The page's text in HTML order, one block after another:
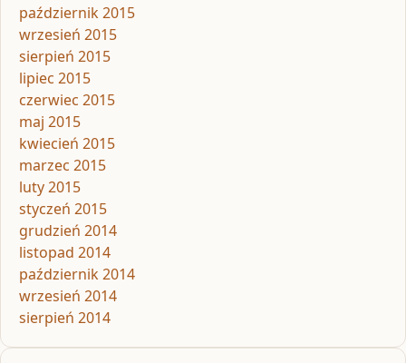
październik 2015
wrzesień 2015
sierpień 2015
lipiec 2015
czerwiec 2015
maj 2015
kwiecień 2015
marzec 2015
luty 2015
styczeń 2015
grudzień 2014
listopad 2014
październik 2014
wrzesień 2014
sierpień 2014